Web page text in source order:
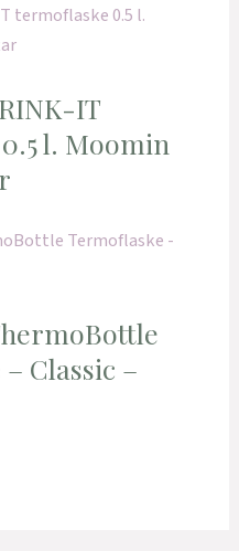
IT
l. Moomin
Classic –